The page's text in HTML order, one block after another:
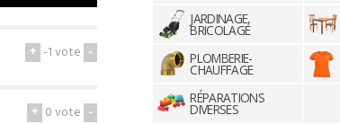
+ -1vote -
+ 0vote -
JARDINAGE,
BRICOLAGE
PLOMBERIE-
CHAUFFAGE
RÉPARATIONS
DIVERSES